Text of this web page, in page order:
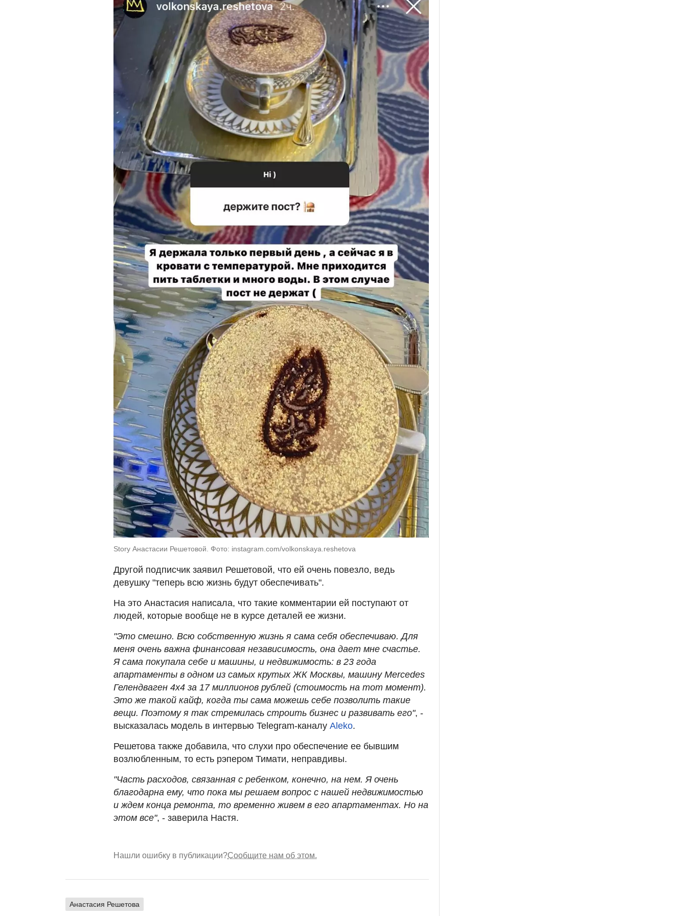
Story Анастасии Решетовой. Фото: instagram.com/volkonskaya.reshetova
Другой подписчик заявил Решетовой, что ей очень повезло, ведь
девушку "теперь всю жизнь будут обеспечивать".
На это Анастасия написала, что такие комментарии ей поступают от
людей, которые вообще не в курсе деталей ее жизни.
"Это смешно. Всю собственную жизнь я сама себя обеспечиваю. Для
меня очень важна финансовая независимость, она дает мне счастье.
Я сама покупала себе и машины, и недвижимость: в 23 года
апартаменты в одном из самых крутых ЖК Москвы, машину Mercedes
Гелендваген 4x4 за 17 миллионов рублей (стоимость на тот момент).
Это же такой кайф, когда ты сама можешь себе позволить такие
вещи. Поэтому я так стремилась строить бизнес и развивать его", -
высказалась модель в интервью Telegram-каналу Aleko.
Решетова также добавила, что слухи про обеспечение ее бывшим
возлюбленным, то есть рэпером Тимати, неправдивы.
"Часть расходов, связанная с ребенком, конечно, на нем. Я очень
благодарна ему, что пока мы решаем вопрос с нашей недвижимостью
и ждем конца ремонта, то временно живем в его апартаментах. Но на
этом все", - заверила Настя.
Нашли ошибку в публикации?Сообщите нам об этом.
Анастасия Решетова